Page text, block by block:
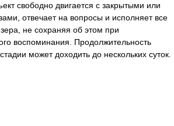
свободно двигается с закрытыми или
отвечает на вопросы и исполняет все
не сохраняя об этом при
воспоминания. Продолжительность
может доходить до нескольких суток.